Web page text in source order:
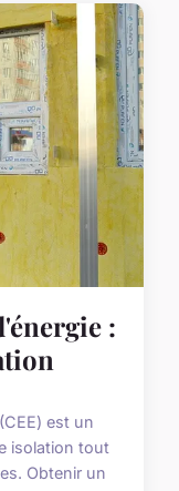
:
est un
isolation tout
Obtenir un